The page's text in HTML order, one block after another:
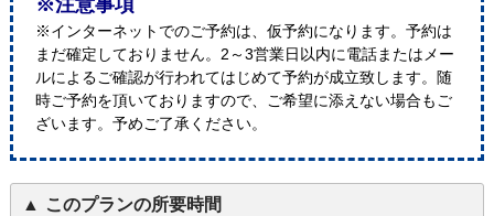
※注意事項
※インターネットでのご予約は、仮予約になります。予約は
まだ確定しておりません。2～3営業日以内に電話またはメー
ルによるご確認が行われてはじめて予約が成立致します。随
時ご予約を頂いておりますので、ご希望に添えない場合もご
ざいます。予めご了承ください。
このプランの所要時間